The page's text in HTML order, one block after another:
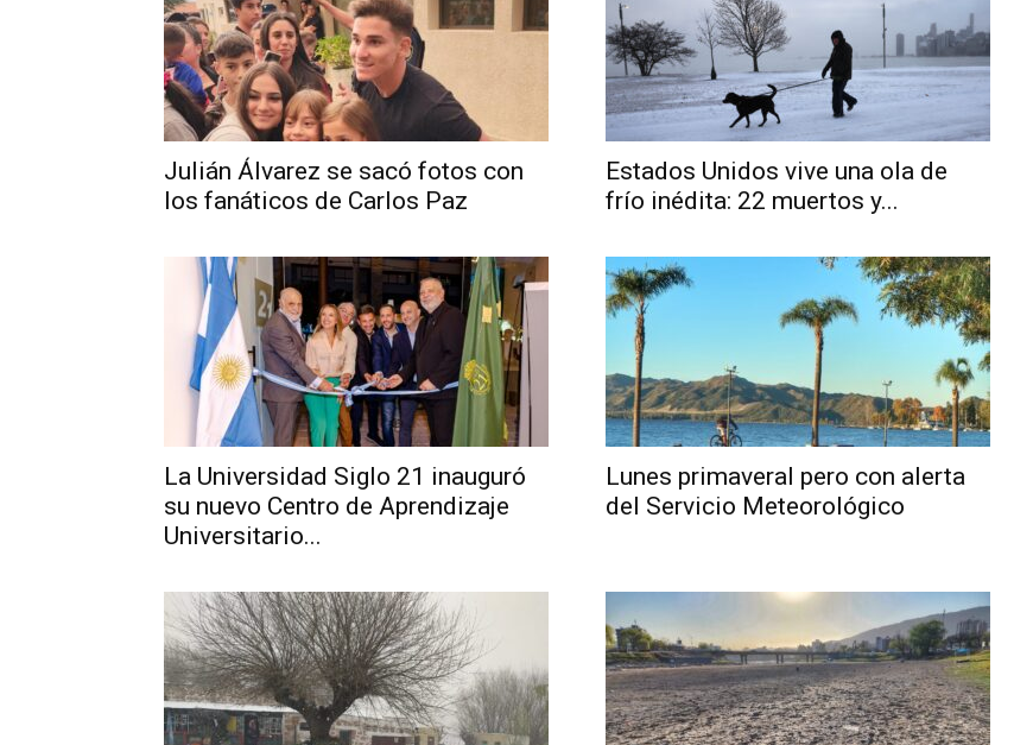
Julián Álvarez se sacó fotos con
los fanáticos de Carlos Paz
Estados Unidos vive una ola de
frío inédita: 22 muertos y...
La Universidad Siglo 21 inauguró
su nuevo Centro de Aprendizaje
Universitario...
Lunes primaveral pero con alerta
del Servicio Meteorológico